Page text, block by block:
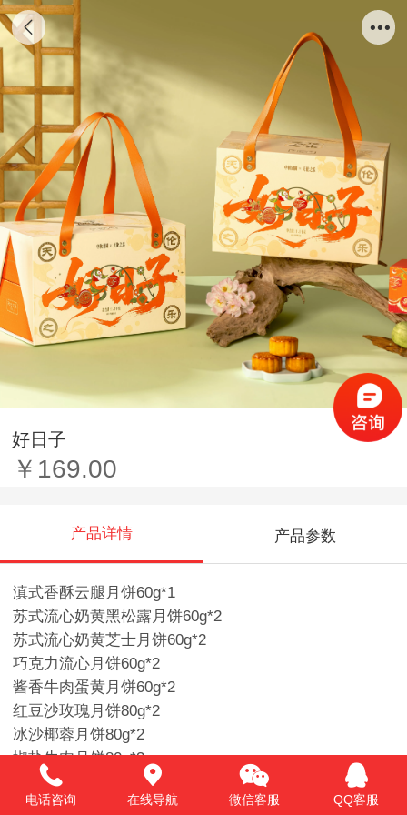
好日子
￥169.00
产品详情 产品参数
滇式香酥云腿月饼60g*1
苏式流心奶黄黑松露月饼60g*2
苏式流心奶黄芝士月饼60g*2
巧克力流心月饼60g*2
酱香牛肉蛋黄月饼60g*2
红豆沙玫瑰月饼80g*2
冰沙椰蓉月饼80g*2
椒盐牛肉月饼80g*3
电话咨询 在线导航 微信客服 QQ客服